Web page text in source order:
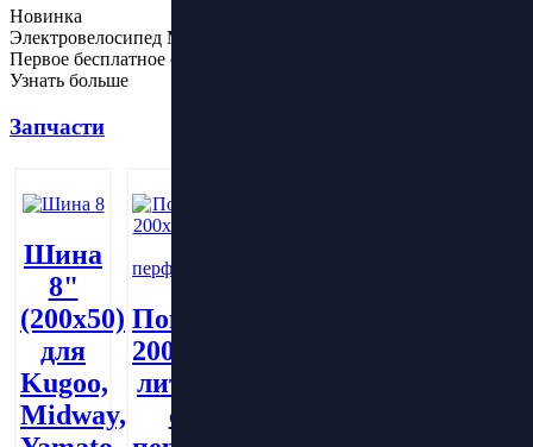
Новинка
Электровелосипед Maikaolin H10 60V 70Ah
Первое бесплатное обслуживание
Узнать больше
Запчасти
Шина
8"
(200х50)
для
Kugoo,
Midway,
Покрышка
200х50
литая
с